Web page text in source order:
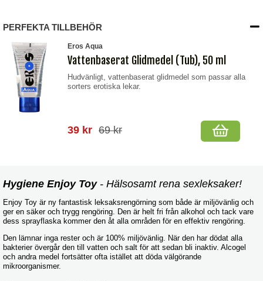
PERFEKTA TILLBEHÖR
Eros Aqua
Vattenbaserat Glidmedel (Tub), 50 ml
Hudvänligt, vattenbaserat glidmedel som passar alla
sorters erotiska lekar.
39 kr 69 kr
Hygiene Enjoy Toy- Hälsosamt rena sexleksaker!
Enjoy Toy är ny fantastisk leksaksrengörning som både är miljövänlig och
ger en säker och trygg rengöring. Den är helt fri från alkohol och tack vare
dess sprayflaska kommer den åt alla områden för en effektiv rengöring.
Den lämnar inga rester och är 100% miljövänlig. När den har dödat alla
bakterier övergår den till vatten och salt för att sedan bli inaktiv. Alcogel
och andra medel fortsätter ofta istället att döda välgörande
mikroorganismer.